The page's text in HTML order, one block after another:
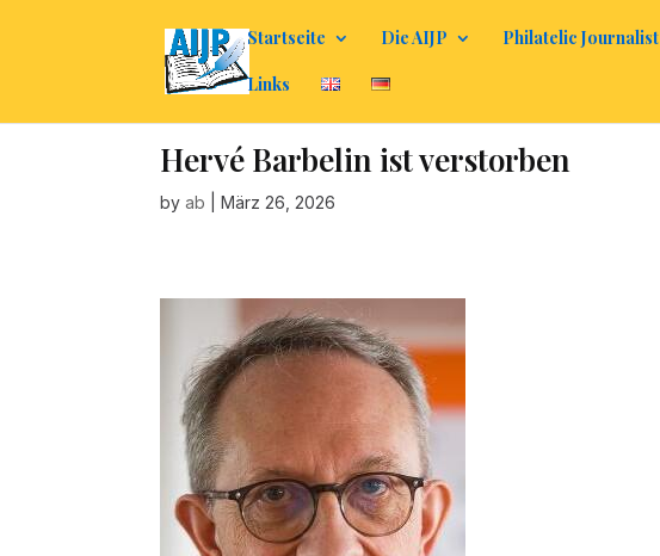
Startseite Die AIJP Philatelic Journalist
Links
Hervé Barbelin ist verstorben
byab |März 26, 2026